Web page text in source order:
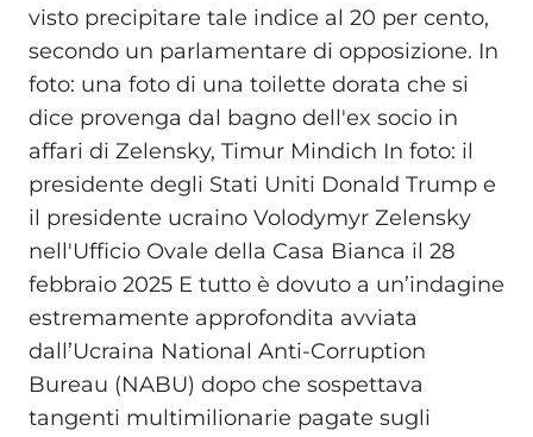
visto precipitare tale indice al 20 per cento,
secondo un parlamentare di opposizione. In
foto: una foto di una toilette dorata che si
dice provenga dal bagno dell'ex socio in
affari di Zelensky, Timur Mindich In foto: il
presidente degli Stati Uniti Donald Trump e
il presidente ucraino Volodymyr Zelensky
nell'Ufficio Ovale della Casa Bianca il 28
febbraio 2025 E tutto è dovuto a un’indagine
estremamente approfondita avviata
dall’Ucraina National Anti-Corruption
Bureau (NABU) dopo che sospettava
tangenti multimilionarie pagate sugli